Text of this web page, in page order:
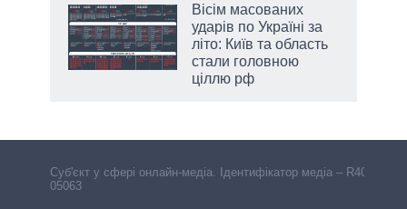
Вісім масованих
ударів по Україні за
літо: Київ та область
стали головною
ціллю рф
Cуб'єкт у сфері онлайн-медіа. Ідентифікатор медіа – R40-
05063